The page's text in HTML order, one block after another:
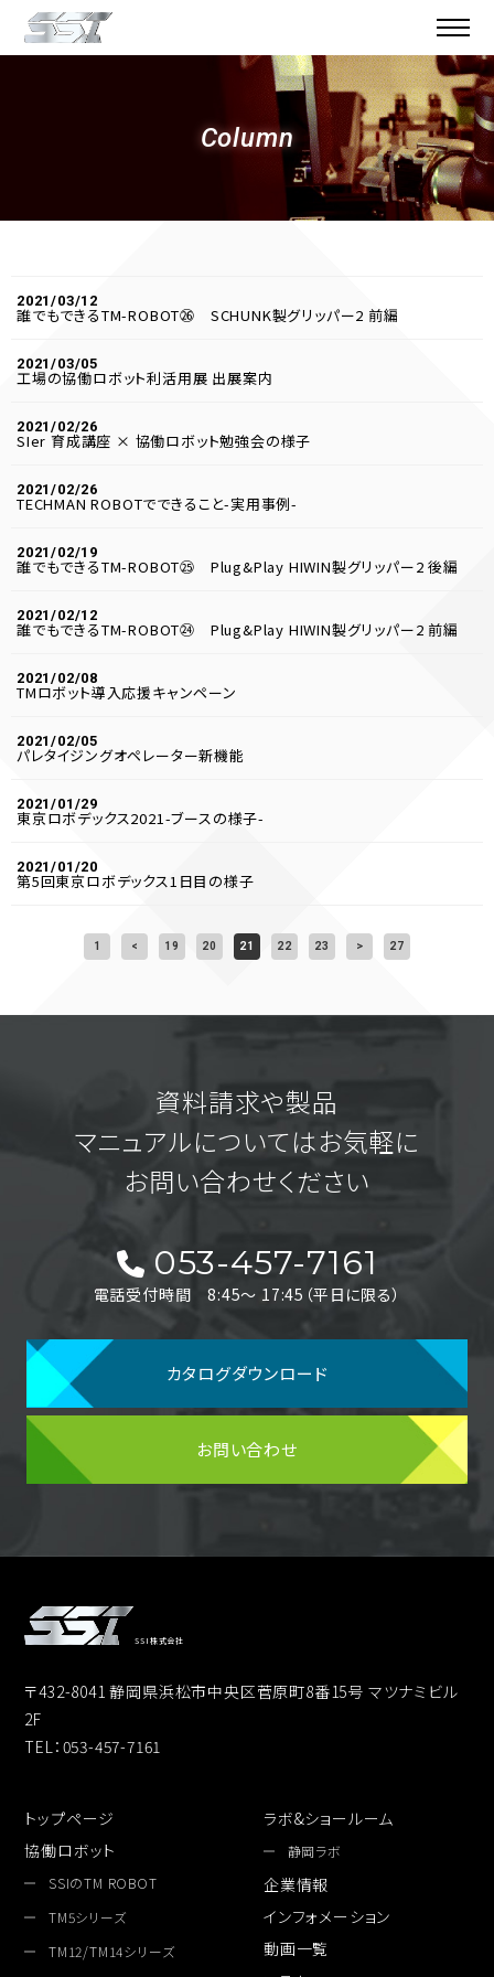
Column
2021/03/12
誰でもできるTM-ROBOT㉖ SCHUNK製グリッパー2 前編
2021/03/05
工場の協働ロボット利活用展 出展案内
2021/02/26
SIer 育成講座 × 協働ロボット勉強会の様子
2021/02/26
TECHMAN ROBOTでできること-実用事例-
2021/02/19
誰でもできるTM-ROBOT㉕ Plug&Play HIWIN製グリッパー2 後編
2021/02/12
誰でもできるTM-ROBOT㉔ Plug&Play HIWIN製グリッパー2 前編
2021/02/08
TMロボット導入応援キャンペーン
2021/02/05
パレタイジングオペレーター新機能
2021/01/29
東京ロボデックス2021-ブースの様子-
2021/01/20
第5回東京ロボデックス1日目の様子
1 < 19 20 21 22 23 > 27
資料請求や製品
マニュアルについてはお気軽に
お問い合わせください
053-457-7161
電話受付時間 8:45〜 17:45（平日に限る）
カタログダウンロード
お問い合わせ
SSI株式会社
〒432-8041 静岡県浜松市中央区菅原町8番15号 マツナミビル
2F
TEL：053-457-7161
トップページ
協働ロボット
SSIのTM ROBOT
TM5シリーズ
TM12/TM14シリーズ
ラボ&ショールーム
静岡ラボ
企業情報
インフォメーション
動画一覧